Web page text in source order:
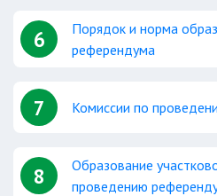
6
Порядок и норма
референдума
7 Комиссии по
8
Образование
проведению